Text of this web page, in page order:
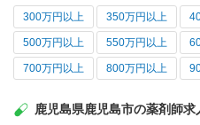
300万円以上 350万円以上
500万円以上 550万円以上
700万円以上 800万円以上
鹿児島県鹿児島市の薬剤師